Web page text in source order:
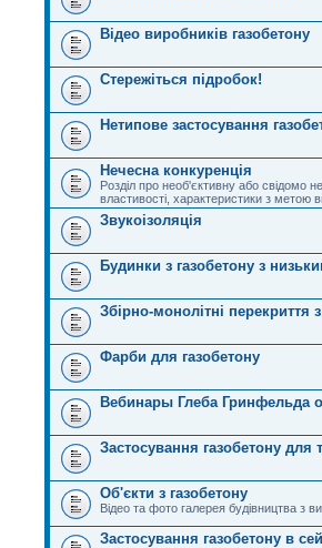
Відео виробників газобетону
Стережіться підробок!
Нетипове застосування
Нечесна конкуренція
Розділ про необ'єктивну або свідомо
властивості, характеристики з метою
Звукоізоляція
Будинки з газобетону з
Збірно-монолітні перекриття
Фарби для газобетону
Вебинары Глеба Гринфельда о
Застосування газобетону для
Об'єкти з газобетону
Відео та фото галерея будівництва з
Застосування газобетону в